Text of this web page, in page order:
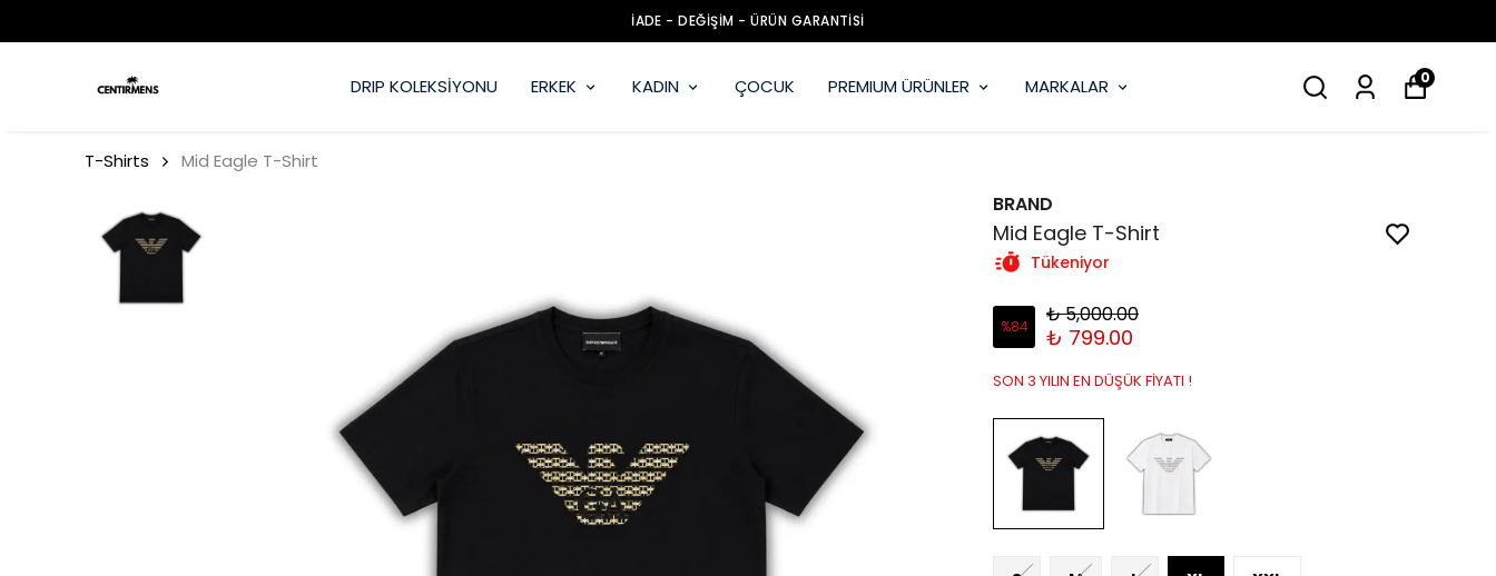
İADE - DEĞİŞİM - ÜRÜN GARANTİSİ
DRIP KOLEKSİYONU ERKEK KADIN ÇOCUK PREMIUM ÜRÜNLER MARKALAR 0
T-Shirts Mid Eagle T-Shirt
BRAND
Mid Eagle T-Shirt
Tükeniyor
%84 ₺ 5,000.00
₺ 799.00
SON 3 YILIN EN DÜŞÜK FİYATI !